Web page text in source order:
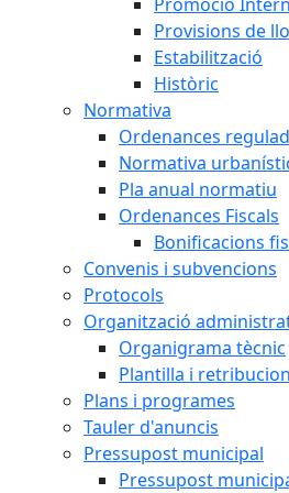
Provisions de
Estabilització
Històric
Normativa
Ordenances
Normativa
Pla anual normatiu
Ordenances Fiscals
Bonificacions
Convenis i subvencions
Protocols
Organització
Organigrama tècnic
Plantilla i
Plans i programes
Tauler d'anuncis
Pressupost municipal
Pressupost